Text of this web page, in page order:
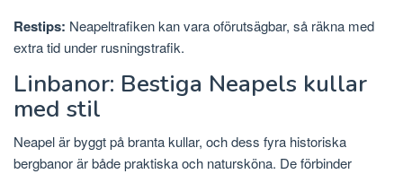
Restips: Neapeltrafiken kan vara oförutsägbar, så räkna med
extra tid under rusningstrafik.
Linbanor: Bestiga Neapels kullar
med stil
Neapel är byggt på branta kullar, och dess fyra historiska
bergbanor är både praktiska och natursköna. De förbinder